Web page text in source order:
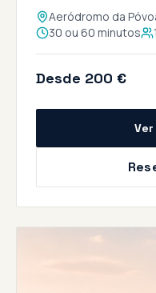
Aeródromo da
30 ou 60 minutos
Desde 200 €